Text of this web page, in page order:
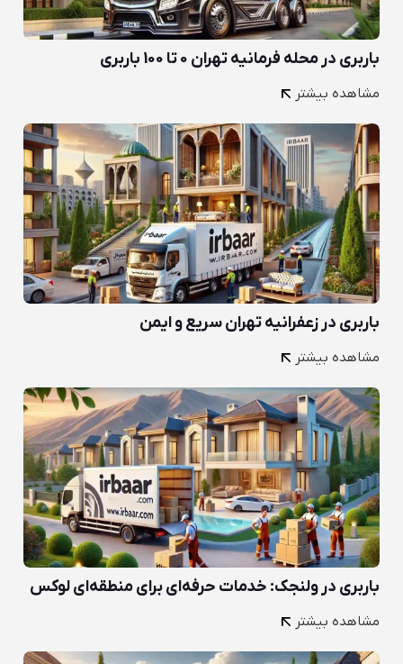
باربری در محله فرمانیه تهران 0 تا 100 باربری
مشاهده بیشتر
باربری در زعفرانیه تهران سریع و ایمن
مشاهده بیشتر
باربری در ولنجک: خدمات حرفه‌ای برای منطقه‌ای لوکس
مشاهده بیشتر